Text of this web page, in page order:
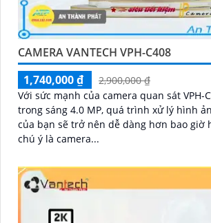
CAMERA VANTECH VPH-C408
1,740,000 ₫
2,900,000 ₫
Với sức mạnh của camera quan sát VPH-
trong sáng 4.0 MP, quá trình xử lý hình
của bạn sẽ trở nên dễ dàng hơn bao giờ hết. Điều
chú ý là camera...